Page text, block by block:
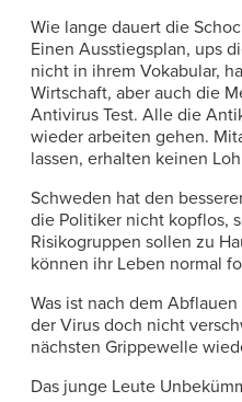
Wie lange dauert die
Einen Ausstiegsplan, ups
nicht in ihrem Vokabular,
Wirtschaft, aber auch die
Antivirus Test. Alle die
wieder arbeiten gehen.
lassen, erhalten keinen
Schweden hat den
die Politiker nicht kopflos,
Risikogruppen sollen zu
können ihr Leben normal
Was ist nach dem
der Virus doch nicht
nächsten Grippewelle
Das junge Leute